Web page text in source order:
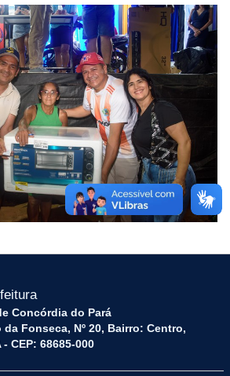
Concórdia do Pará
Fonseca, Nº 20, Bairro: Centro,
CEP: 68685-000